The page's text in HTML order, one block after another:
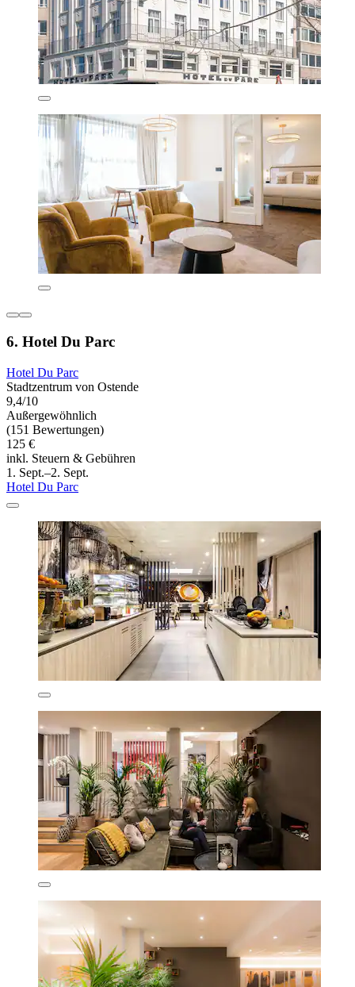
6. Hotel Du Parc
Hotel Du Parc
Stadtzentrum von Ostende
9,4/10
Außergewöhnlich
(151 Bewertungen)
125 €
inkl. Steuern & Gebühren
1. Sept.–2. Sept.
Hotel Du Parc